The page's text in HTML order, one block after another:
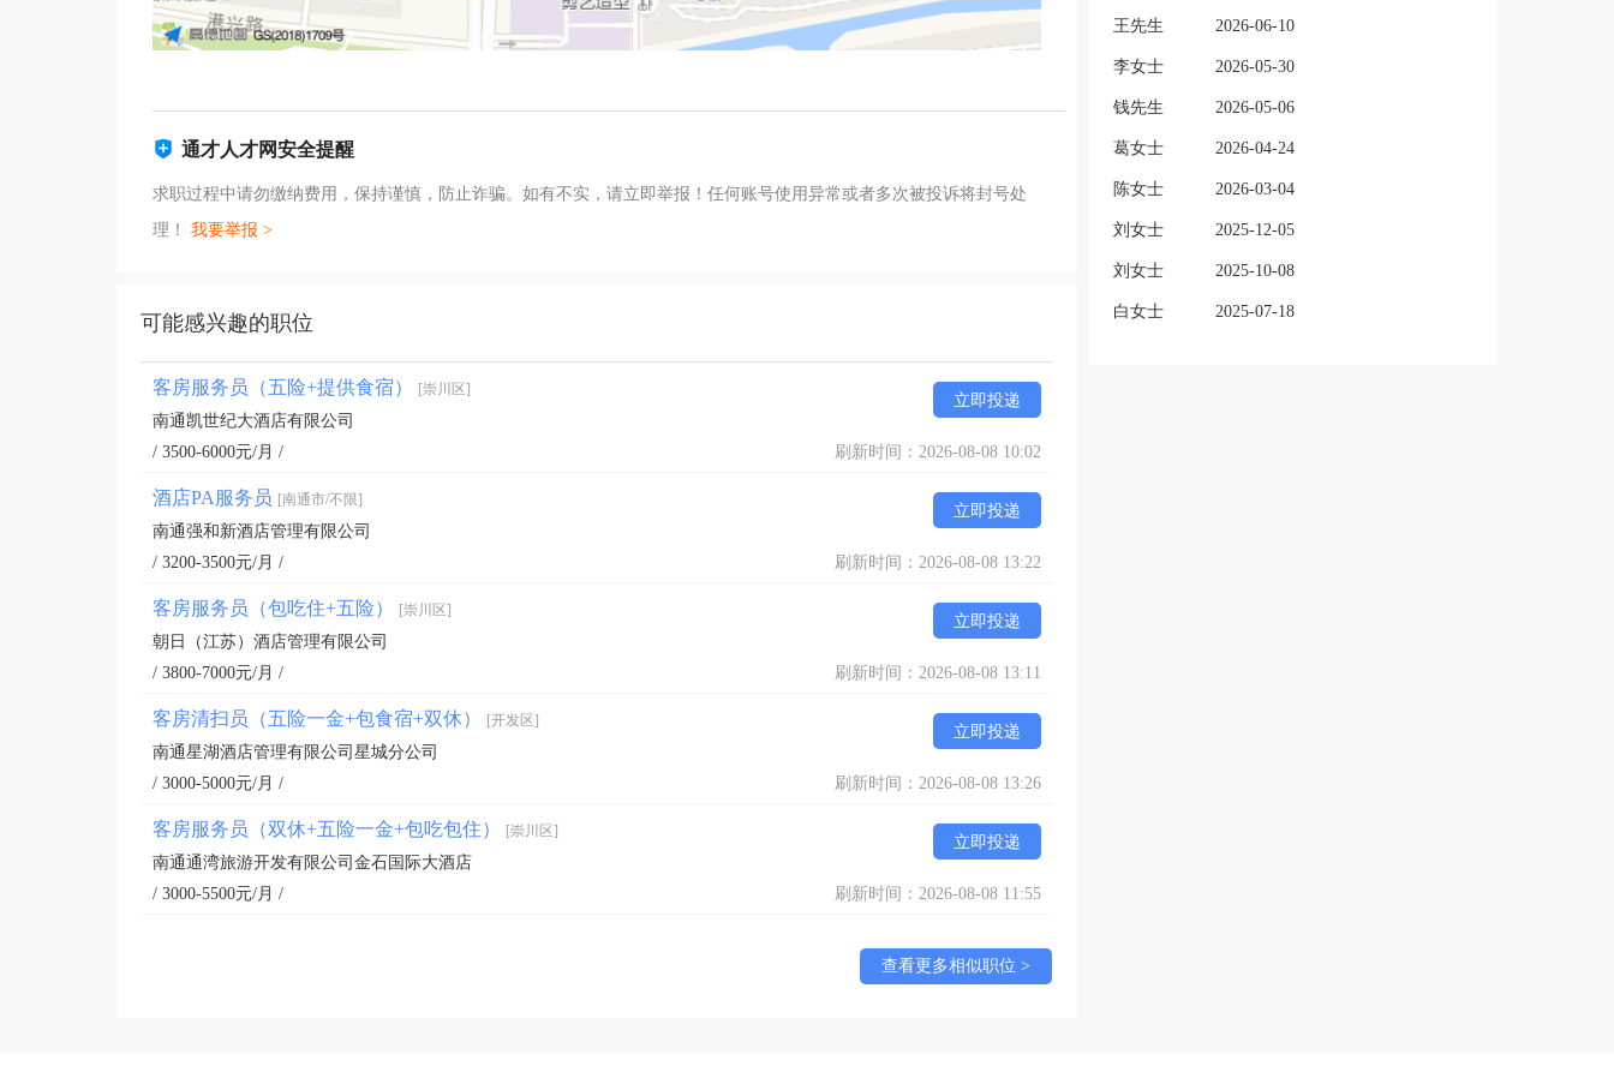
通才人才网安全提醒
求职过程中请勿缴纳费用，保持谨慎，防止诈骗。如有不实，请立即举报！任何账号使用异常或者多次被投诉将封号处
理！ 我要举报 >
可能感兴趣的职位
客房服务员（五险+提供食宿） [崇川区]
立即投递
南通凯世纪大酒店有限公司
/ 3500-6000元/月 /
刷新时间：2026-08-08 10:02
酒店PA服务员 [南通市/不限]
立即投递
南通强和新酒店管理有限公司
/ 3200-3500元/月 /
刷新时间：2026-08-08 13:22
客房服务员（包吃住+五险） [崇川区]
立即投递
朝日（江苏）酒店管理有限公司
/ 3800-7000元/月 /
刷新时间：2026-08-08 13:11
客房清扫员（五险一金+包食宿+双休） [开发区]
立即投递
南通星湖酒店管理有限公司星城分公司
/ 3000-5000元/月 /
刷新时间：2026-08-08 13:26
客房服务员（双休+五险一金+包吃包住） [崇川区]
立即投递
南通通湾旅游开发有限公司金石国际大酒店
/ 3000-5500元/月 /
刷新时间：2026-08-08 11:55
查看更多相似职位 >
王先生 2026-06-10
李女士 2026-05-30
钱先生 2026-05-06
葛女士 2026-04-24
陈女士 2026-03-04
刘女士 2025-12-05
刘女士 2025-10-08
白女士 2025-07-18